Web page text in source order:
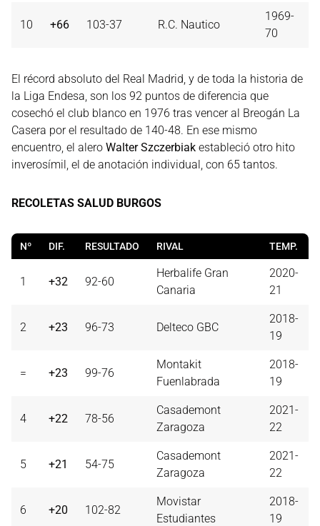
10 +66 103-37 R.C. Nautico
1969-
70
El récord absoluto del Real Madrid, y de toda la historia de
la Liga Endesa, son los 92 puntos de diferencia que
cosechó el club blanco en 1976 tras vencer al Breogán La
Casera por el resultado de 140-48. En ese mismo
encuentro, el alero Walter Szczerbiak estableció otro hito
inverosímil, el de anotación individual, con 65 tantos.
RECOLETAS SALUD BURGOS
Nº DIF. RESULTADO RIVAL TEMP.
1 +32 92-60
Herbalife Gran
Canaria
2020-
21
2 +23 96-73 Delteco GBC
2018-
19
= +23 99-76
Montakit
Fuenlabrada
2018-
19
4 +22 78-56
Casademont
Zaragoza
2021-
22
5 +21 54-75
Casademont
Zaragoza
2021-
22
6 +20 102-82
Movistar
Estudiantes
2018-
19